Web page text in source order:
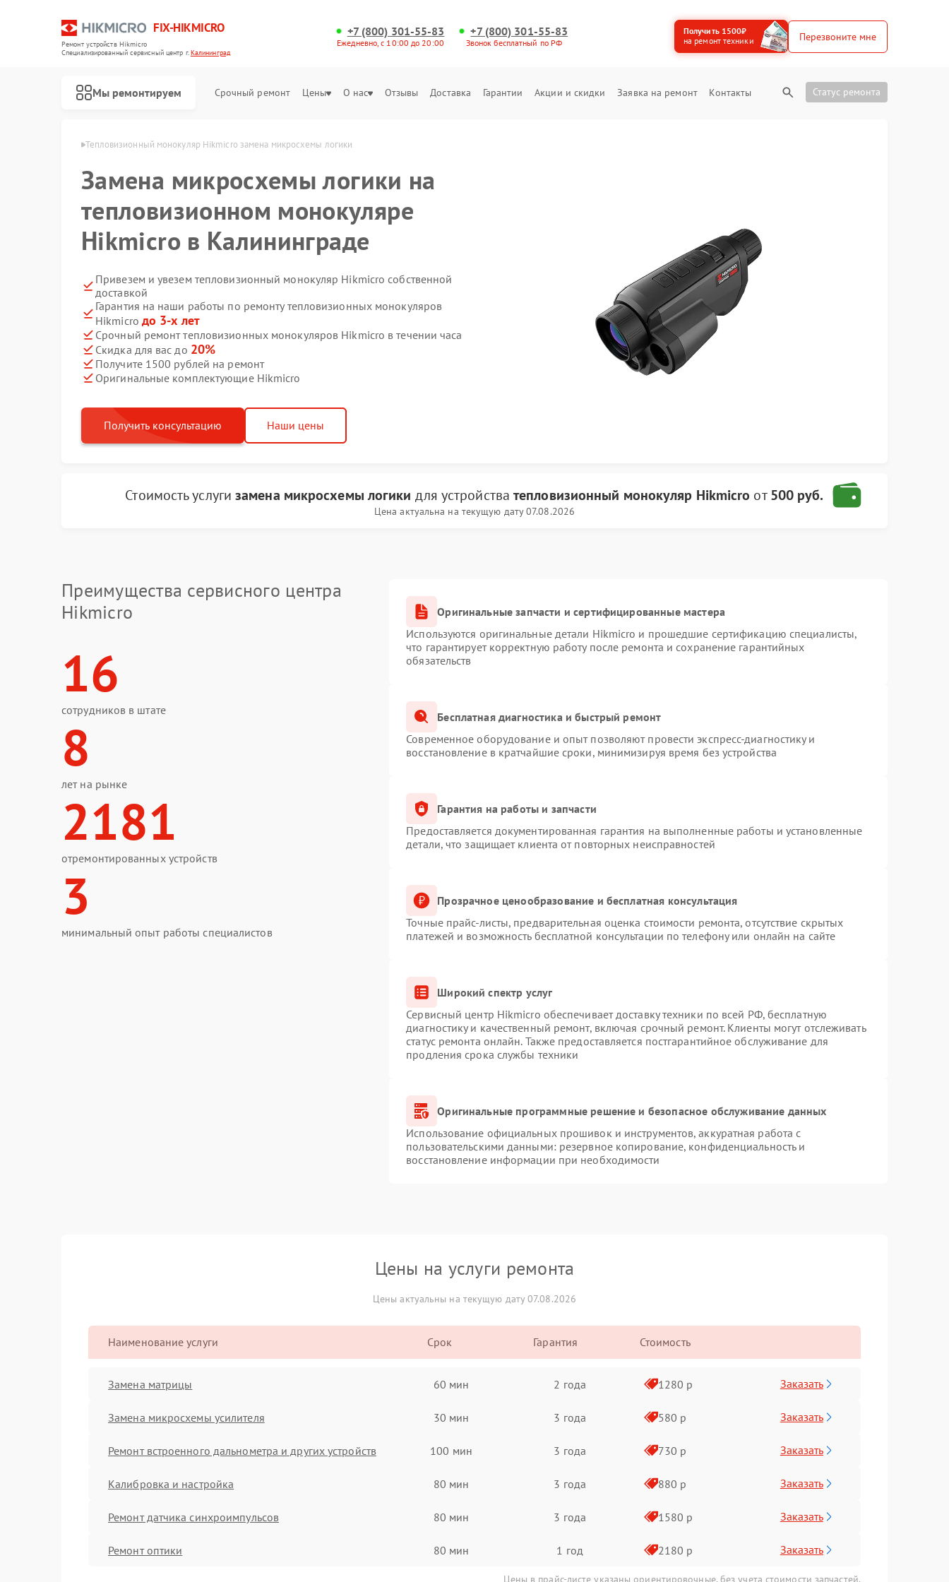
FIX-HIKMICRO
Ремонт устройств Hikmicro
Специализированный cервисный центр г.Калининград
+7 (800) 301-55-83
Ежедневно, с 10:00 до 20:00
+7 (800) 301-55-83
Звонок бесплатный по РФ
Получить 1500₽
на ремонт техники
Перезвоните мне
Мы ремонтируем Срочный ремонт Цены О нас Отзывы Доставка Гарантии Акции и скидки Заявка на ремонт Контакты Статус ремонта
в Калининграде Тепловизионный монокуляр Hikmicro замена микросхемы логики
Замена микросхемы логики на
тепловизионном монокуляре
Hikmicro в Калининграде
Привезем и увезем тепловизионный монокуляр Hikmicro собственной
доставкой
Гарантия на наши работы по ремонту тепловизионных монокуляров
Hikmicro до 3-х лет
Срочный ремонт тепловизионных монокуляров Hikmicro в течении часа
Скидка для вас до 20%
Получите 1500 рублей на ремонт
Оригинальные комплектующие Hikmicro
Получить консультацию Наши цены
Стоимость услугизамена микросхемы логики для устройстватепловизионный монокуляр Hikmicro от500 руб.
Цена актуальна на текущую дату 07.08.2026
Преимущества сервисного центра
Hikmicro
16
сотрудников в штате
8
лет на рынке
2181
отремонтированных устройств
3
минимальный опыт работы специалистов
Оригинальные запчасти и сертифицированные мастера
Используются оригинальные детали Hikmicro и прошедшие сертификацию специалисты,
что гарантирует корректную работу после ремонта и сохранение гарантийных
обязательств
Бесплатная диагностика и быстрый ремонт
Современное оборудование и опыт позволяют провести экспресс-диагностику и
восстановление в кратчайшие сроки, минимизируя время без устройства
Гарантия на работы и запчасти
Предоставляется документированная гарантия на выполненные работы и установленные
детали, что защищает клиента от повторных неисправностей
Прозрачное ценообразование и бесплатная консультация
Точные прайс-листы, предварительная оценка стоимости ремонта, отсутствие скрытых
платежей и возможность бесплатной консультации по телефону или онлайн на сайте
Широкий спектр услуг
Сервисный центр Hikmicro обеспечивает доставку техники по всей РФ, бесплатную
диагностику и качественный ремонт, включая срочный ремонт. Клиенты могут отслеживать
статус ремонта онлайн. Также предоставляется постгарантийное обслуживание для
продления срока службы техники
Оригинальные программные решение и безопасное обслуживание данных
Использование официальных прошивок и инструментов, аккуратная работа с
пользовательскими данными: резервное копирование, конфиденциальность и
восстановление информации при необходимости
Цены на услуги ремонта
Цены актуальны на текущую дату 07.08.2026
Наименование услуги Срок Гарантия Стоимость
Замена матрицы 60 мин 2 года 1280 р Заказать
Замена микросхемы усилителя 30 мин 3 года 580 р Заказать
Ремонт встроенного дальнометра и других устройств 100 мин 3 года 730 р Заказать
Калибровка и настройка 80 мин 3 года 880 р Заказать
Ремонт датчика синхроимпульсов 80 мин 3 года 1580 р Заказать
Ремонт оптики 80 мин 1 год 2180 р Заказать
Цены в прайс-листе указаны ориентировочные, без учета стоимости запчастей.